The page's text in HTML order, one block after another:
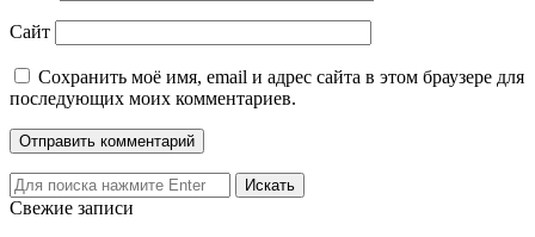
Сайт
Сохранить моё имя, email и адрес сайта в этом браузере для
последующих моих комментариев.
Свежие записи